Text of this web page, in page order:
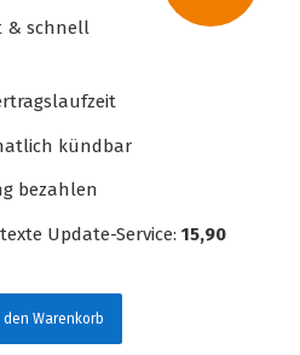
& schnell
kündbar
bezahlen
Update-Service: 15,90
den Warenkorb